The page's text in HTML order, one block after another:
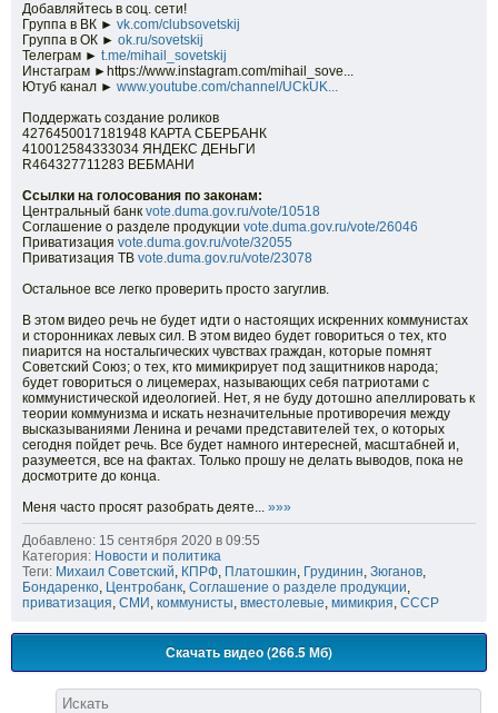
Добавляйтесь в соц. сети!
Группа в ВК ► vk.com/clubsovetskij
Группа в ОК ► ok.ru/sovetskij
Телеграм ► t.me/mihail_sovetskij
Инстаграм ►https://www.instagram.com/mihail_sove...
Ютуб канал ► www.youtube.com/channel/UCkUK...
Поддержать создание роликов
4276450017181948 КАРТА СБЕРБАНК
410012584333034 ЯНДЕКС ДЕНЬГИ
R464327711283 ВЕБМАНИ
Ссылки на голосования по законам:
Центральный банк vote.duma.gov.ru/vote/10518
Соглашение о разделе продукции vote.duma.gov.ru/vote/26046
Приватизация vote.duma.gov.ru/vote/32055
Приватизация ТВ vote.duma.gov.ru/vote/23078
Остальное все легко проверить просто загуглив.
В этом видео речь не будет идти о настоящих искренних коммунистах
и сторонниках левых сил. В этом видео будет говориться о тех, кто
пиарится на ностальгических чувствах граждан, которые помнят
Советский Союз; о тех, кто мимикрирует под защитников народа;
будет говориться о лицемерах, называющих себя патриотами с
коммунистической идеологией. Нет, я не буду дотошно апеллировать к
теории коммунизма и искать незначительные противоречия между
высказываниями Ленина и речами представителей тех, о которых
сегодня пойдет речь. Все будет намного интересней, масштабней и,
разумеется, все на фактах. Только прошу не делать выводов, пока не
досмотрите до конца.
Меня часто просят разобрать деяте... »»»
Добавлено: 15 сентября 2020 в 09:55
Категория: Новости и политика
Теги: Михаил Советский, КПРФ, Платошкин, Грудинин, Зюганов,
Бондаренко, Центробанк, Соглашение о разделе продукции,
приватизация, СМИ , коммунисты, вместолевые, мимикрия, СССР
Скачать видео (266.5 Мб)